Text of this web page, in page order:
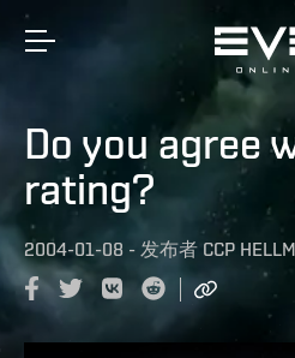
Do you agree
rating?
2004-01-08 - 发布者 CCP